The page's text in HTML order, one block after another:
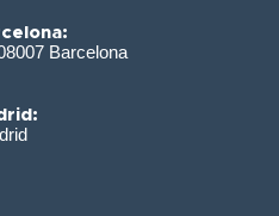
Barcelona